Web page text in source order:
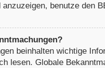
benutze den
beinhalten wichtige
lesen. Globale